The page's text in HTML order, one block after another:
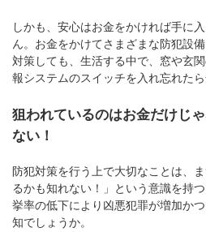
しかも、安心はお金をかければ手に
ん。お金をかけてさまざまな防犯設
対策しても、生活する中で、窓や玄
報システムのスイッチを入れ忘れた
狙われているのはお金だけじ
ない！
防犯対策を行う上で大切なことは、
るかも知れない！」という意識を持
挙率の低下により凶悪犯罪が増加か
知でしょうか。